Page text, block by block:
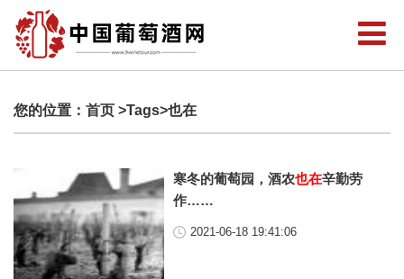
您的位置： 首页 >Tags>也在
寒冬的葡萄园，酒农也在辛勤劳
作……
2021-06-18 19:41:06